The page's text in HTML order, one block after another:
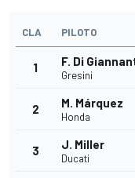
CLA PILOTO
1 F. Di
Gresini
2 M. Márquez
Honda
3 J. Miller
Ducati